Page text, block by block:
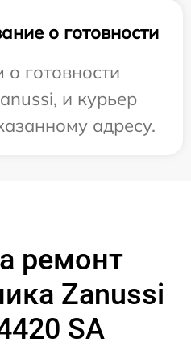
о готовности
готовности
и курьер
адресу.
ремонт
Zanussi
SA